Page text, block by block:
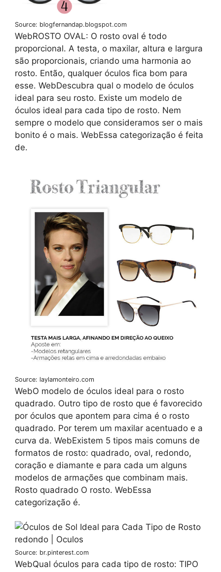
Source: blogfernandap.blogspot.com
WebROSTO OVAL: O rosto oval é todo
proporcional. A testa, o maxilar, altura e largura
são proporcionais, criando uma harmonia ao
rosto. Então, qualquer óculos fica bom para
esse. WebDescubra qual o modelo de óculos
ideal para seu rosto. Existe um modelo de
óculos ideal para cada tipo de rosto. Nem
sempre o modelo que consideramos ser o mais
bonito é o mais. WebEssa categorização é feita
de.
Source: laylamonteiro.com
WebO modelo de óculos ideal para o rosto
quadrado. Outro tipo de rosto que é favorecido
por óculos que apontem para cima é o rosto
quadrado. Por terem um maxilar acentuado e a
curva da. WebExistem 5 tipos mais comuns de
formatos de rosto: quadrado, oval, redondo,
coração e diamante e para cada um alguns
modelos de armações que combinam mais.
Rosto quadrado O rosto. WebEssa
categorização é.
Source: br.pinterest.com
WebQual óculos para cada tipo de rosto: TIPO